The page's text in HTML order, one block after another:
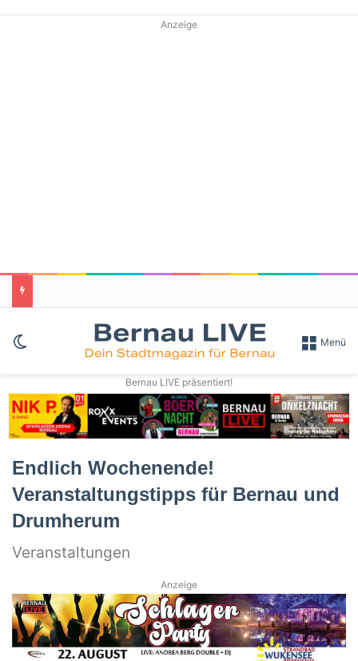
Anzeige
Skin umschalten Menü
Bernau LIVE präsentiert!
Endlich Wochenende!
Veranstaltungstipps für Bernau und
Drumherum
Veranstaltungen
Anzeige